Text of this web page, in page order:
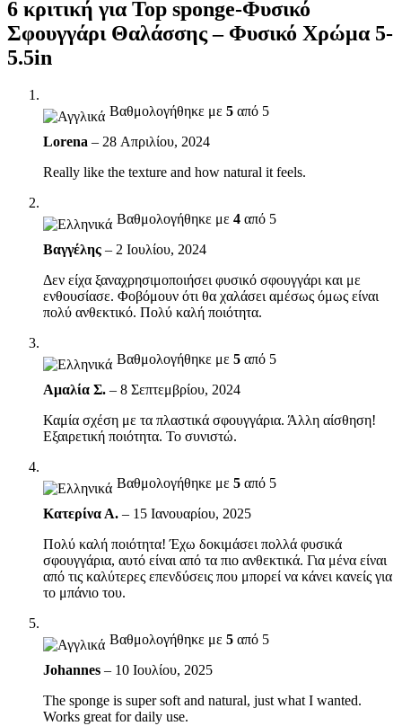
6 κριτική γιαTop sponge-Φυσικό
Σφουγγάρι Θαλάσσης – Φυσικό Χρώμα 5-
5.5in
Βαθμολογήθηκε με 5 από 5
Lorena – 28 Απριλίου, 2024
Really like the texture and how natural it feels.
Βαθμολογήθηκε με 4 από 5
Βαγγέλης – 2 Ιουλίου, 2024
Δεν είχα ξαναχρησιμοποιήσει φυσικό σφουγγάρι και με
ενθουσίασε. Φοβόμουν ότι θα χαλάσει αμέσως όμως είναι
πολύ ανθεκτικό. Πολύ καλή ποιότητα.
Βαθμολογήθηκε με 5 από 5
Αμαλία Σ. – 8 Σεπτεμβρίου, 2024
Καμία σχέση με τα πλαστικά σφουγγάρια. Άλλη αίσθηση!
Εξαιρετική ποιότητα. Το συνιστώ.
Βαθμολογήθηκε με 5 από 5
Κατερίνα Α. – 15 Ιανουαρίου, 2025
Πολύ καλή ποιότητα! Έχω δοκιμάσει πολλά φυσικά
σφουγγάρια, αυτό είναι από τα πιο ανθεκτικά. Για μένα είναι
από τις καλύτερες επενδύσεις που μπορεί να κάνει κανείς για
το μπάνιο του.
Βαθμολογήθηκε με 5 από 5
Johannes – 10 Ιουλίου, 2025
The sponge is super soft and natural, just what I wanted.
Works great for daily use.